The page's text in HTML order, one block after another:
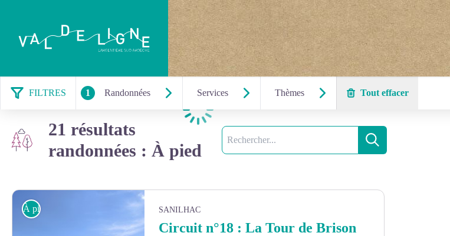
FILTRES 1 Randonnées Services Thèmes Tout effacer
21 résultats
randonnées : À pied
Recherche
Recherche
À pied SANILHAC
Circuit n°18 : La Tour de Brison
Chargement